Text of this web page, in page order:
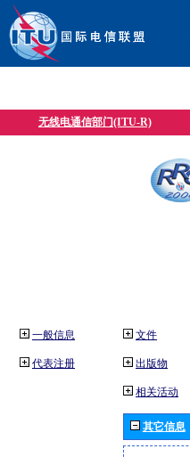
无线电通信部门(ITU-R)
一般信息
代表注册
文件
出版物
相关活动
其它信息